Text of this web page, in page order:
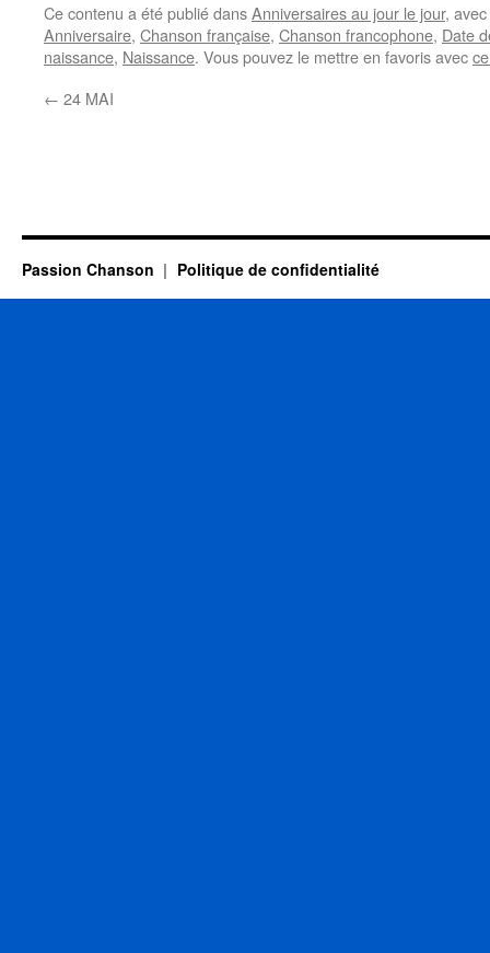
Ce contenu a été publié dansAnniversaires au jour le jour,
Anniversaire, Chanson française, Chanson francophone, Date
naissance, Naissance. Vous pouvez le mettre en favoris avec
← 24 MAI
Passion Chanson Politique de confidentialité